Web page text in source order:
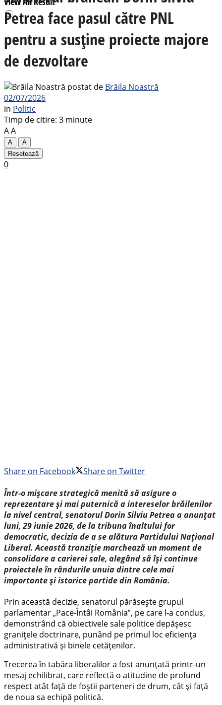
Petrea face pasul către PNL
pentru a susține proiecte majore
de dezvoltare
postat de Brăila Noastră
02/07/2026
in Politic
Timp de citire: 3 minute
AA
A
A
Resetează
0
Share on Facebook
Share on Twitter
Într-o mișcare strategică menită să asigure o
reprezentare și mai puternică a intereselor brăilenilor
la nivel central, senatorul Dorin Silviu Petrea a anunțat
luni, 29 iunie 2026, de la tribuna înaltului for
democratic, decizia de a se alătura Partidului Național
Liberal. Această tranziție marchează un moment de
consolidare a carierei sale, alegând să își continue
proiectele în rândurile unuia dintre cele mai
importante și istorice partide din România.
Prin această decizie, senatorul părăsește grupul
parlamentar „Pace-Întâi România”, pe care l-a condus,
demonstrând că obiectivele sale politice depășesc
granițele doctrinare, punând pe primul loc eficiența
administrativă și binele cetățenilor.
Trecerea în tabăra liberalilor a fost anunțată printr-un
mesaj echilibrat, care reflectă o atitudine de profund
respect atât față de foștii parteneri de drum, cât și față
de noua sa echipă politică.